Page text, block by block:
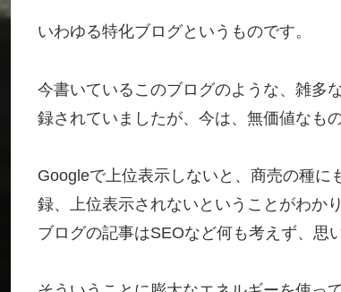
いわゆる特化ブログというものです。
今書いているこのブログのような、雑多
録されていましたが、今は、無価値なも
Googleで上位表示しないと、商売の種
録、上位表示されないということがわか
ブログの記事はSEOなど何も考えず、思